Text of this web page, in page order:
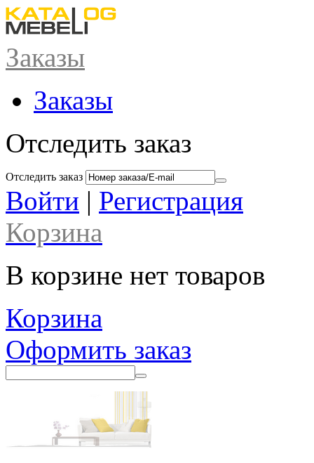
Заказы
Заказы
Отследить заказ
Отследить заказ
Войти | Регистрация
Корзина
В корзине нет товаров
Корзина
Оформить заказ